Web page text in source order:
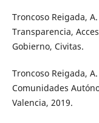
Troncoso Reigada,
Transparencia,
Gobierno, Civitas.
Troncoso Reigada,
Comunidades
Valencia, 2019.